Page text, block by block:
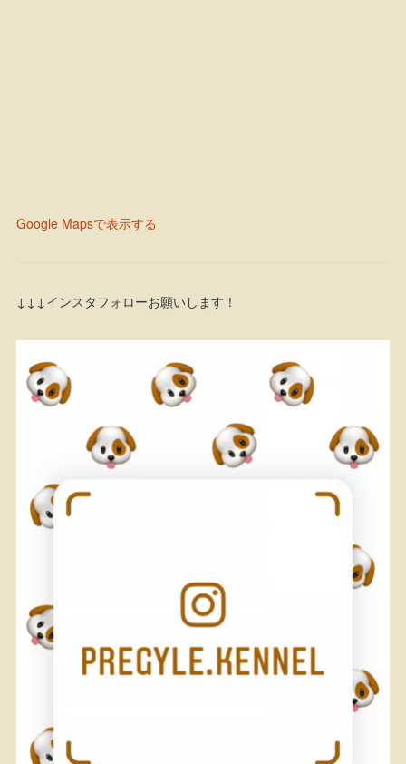
Google Mapsで表示する
↓↓↓インスタフォローお願いします！